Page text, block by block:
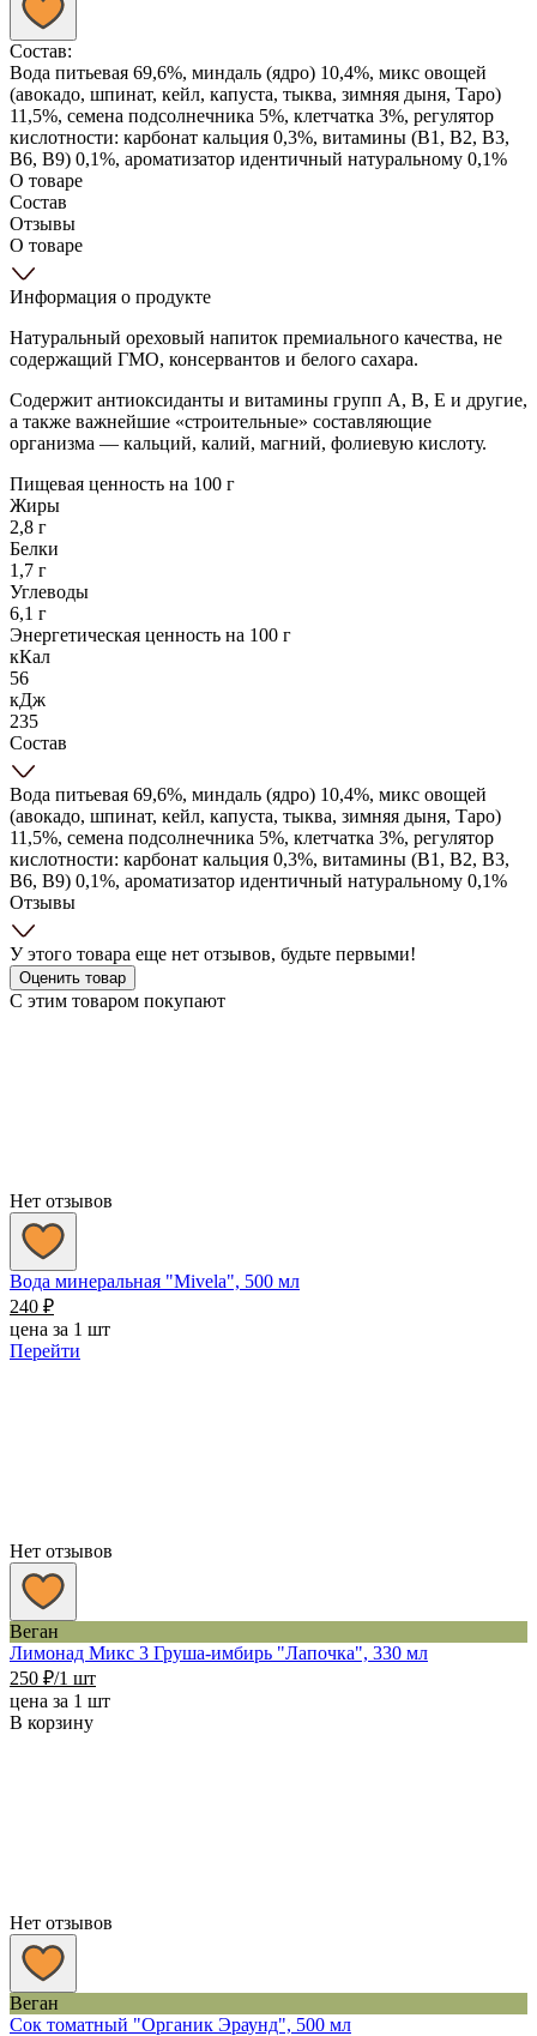
Состав:
Вода питьевая 69,6%, миндаль (ядро) 10,4%, микс овощей
(авокадо, шпинат, кейл, капуста, тыква, зимняя дыня, Таро)
11,5%, семена подсолнечника 5%, клетчатка 3%, регулятор
кислотности: карбонат кальция 0,3%, витамины (В1, В2, В3,
В6, В9) 0,1%, ароматизатор идентичный натуральному 0,1%
О товаре
Состав
Отзывы
О товаре
Информация о продукте
Натуральный ореховый напиток премиального качества, не
содержащий ГМО, консервантов и белого сахара.
Содержит антиоксиданты и витамины групп А, В, Е и другие,
а также важнейшие «строительные» составляющие
организма — кальций, калий, магний, фолиевую кислоту.
Пищевая ценность на 100 г
Жиры
2,8 г
Белки
1,7 г
Углеводы
6,1 г
Энергетическая ценность на 100 г
кКал
56
кДж
235
Состав
Вода питьевая 69,6%, миндаль (ядро) 10,4%, микс овощей
(авокадо, шпинат, кейл, капуста, тыква, зимняя дыня, Таро)
11,5%, семена подсолнечника 5%, клетчатка 3%, регулятор
кислотности: карбонат кальция 0,3%, витамины (В1, В2, В3,
В6, В9) 0,1%, ароматизатор идентичный натуральному 0,1%
Отзывы
У этого товара еще нет отзывов, будьте первыми!
Оценить товар
С этим товаром покупают
Нет отзывов
Вода минеральная "Mivela", 500 мл
240 ₽
цена за 1 шт
Перейти
Нет отзывов
Веган
Лимонад Микс 3 Груша-имбирь "Лапочка", 330 мл
250 ₽/1 шт
цена за 1 шт
В корзину
Нет отзывов
Веган
Сок томатный "Органик Эраунд", 500 мл